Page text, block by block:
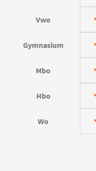
Vwo
Gymnasium
Mbo
Hbo
Wo